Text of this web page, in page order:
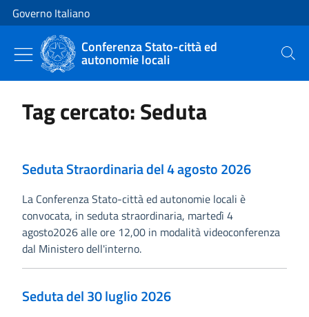
Vai al contenuto
Vai alla navigazione del sito
Governo Italiano
Conferenza Stato-città ed
autonomie locali Cerca
Tag cercato: Seduta
Seduta Straordinaria del 4 agosto 2026
La Conferenza Stato-città ed autonomie locali è
convocata, in seduta straordinaria, martedì 4
agosto2026 alle ore 12,00 in modalità videoconferenza
dal Ministero dell'interno.
Seduta del 30 luglio 2026